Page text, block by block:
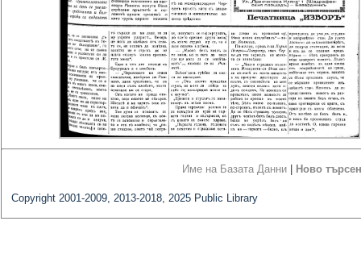
Име на Базата Данни Ново
Copyright 2001-2009, 2013-2018, 2025 Public Library